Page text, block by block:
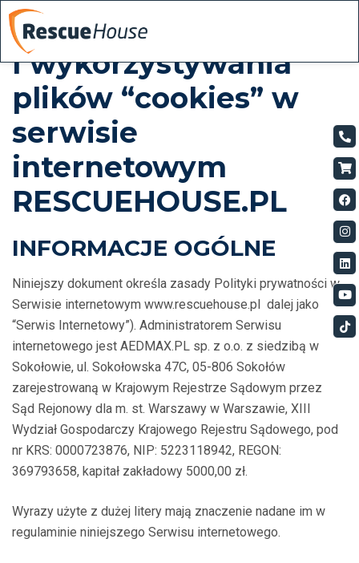
I wykorzystywania
plików “cookies” w
serwisie
internetowym
RESCUEHOUSE.PL
INFORMACJE OGÓLNE
Niniejszy dokument określa zasady Polityki prywatności w
Serwisie internetowym www.rescuehouse.pl dalej jako
“Serwis Internetowy”). Administratorem Serwisu
internetowego jest AEDMAX.PL sp. z o.o. z siedzibą w
Sokołowie, ul. Sokołowska 47C, 05-806 Sokołów
zarejestrowaną w Krajowym Rejestrze Sądowym przez
Sąd Rejonowy dla m. st. Warszawy w Warszawie, XIII
Wydział Gospodarczy Krajowego Rejestru Sądowego, pod
nr KRS: 0000723876, NIP: 5223118942, REGON:
369793658, kapitał zakładowy 5000,00 zł.
Wyrazy użyte z dużej litery mają znaczenie nadane im w
regulaminie niniejszego Serwisu internetowego.